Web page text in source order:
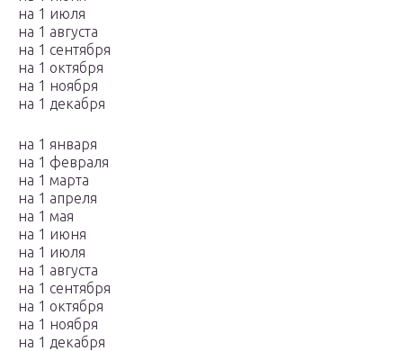
на 1 июля
на 1 августа
на 1 сентября
на 1 октября
на 1 ноября
на 1 декабря
на 1 января
на 1 февраля
на 1 марта
на 1 апреля
на 1 мая
на 1 июня
на 1 июля
на 1 августа
на 1 сентября
на 1 октября
на 1 ноября
на 1 декабря